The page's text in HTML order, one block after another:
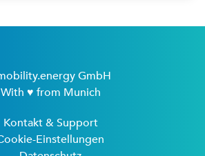
GmbH
With ♥ from Munich
Kontakt & Support
Einstellungen